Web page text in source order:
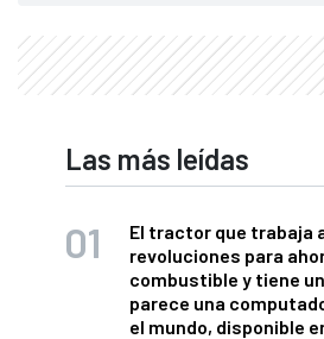
Las más leídas
El tractor que trabaja
revoluciones para
combustible y tiene
parece una
el mundo, disponible